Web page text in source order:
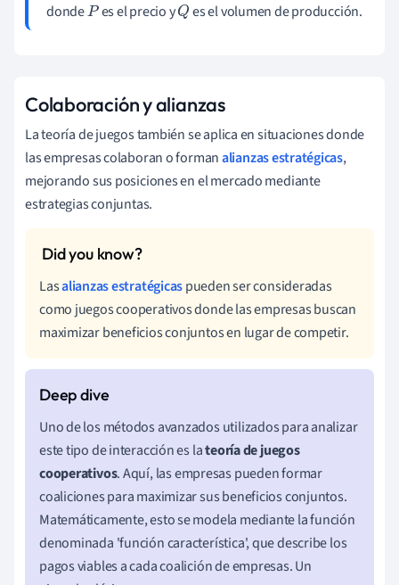
dondeP es el precio yQ es el volumen de producción.
Colaboración y alianzas
La teoría de juegos también se aplica en situaciones donde
las empresas colaboran o formanalianzas estratégicas,
mejorando sus posiciones en el mercado mediante
estrategias conjuntas.
Lasalianzas estratégicaspueden ser consideradas
como juegos cooperativos donde las empresas buscan
maximizar beneficios conjuntos en lugar de competir.
Uno de los métodos avanzados utilizados para analizar
este tipo de interacción es lateoría de juegos
cooperativos. Aquí, las empresas pueden formar
coaliciones para maximizar sus beneficios conjuntos.
Matemáticamente, esto se modela mediante la función
denominada 'función característica', que describe los
pagos viables a cada coalición de empresas. Un